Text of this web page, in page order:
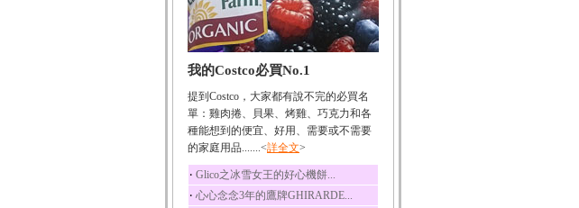
咖啡中的咖啡因會刺激
中樞神經系統，特別...
椰子
椰子含有糖類、脂肪、
荔枝
荔枝性質溫和所含的營
養素有醣類、檸檬酸...
五味子
五味子性質溫熱所含營
養成分有揮發油、檸...
我的Costco必買No.1
提到Costco，大家都有說不完的必買名
單：雞肉捲、貝果、烤雞、巧克力和各
種能想到的便宜、好用、需要或不需要
的家庭用品.......<詳全文>
‧ Glico之冰雪女王的好心機餅...
‧ 心心念念3年的鷹牌GHIRARDE...